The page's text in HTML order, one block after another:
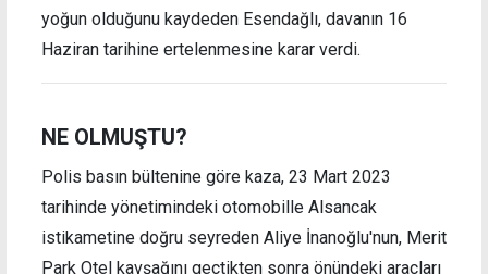
yoğun olduğunu kaydeden Esendağlı, davanın 16
Haziran tarihine ertelenmesine karar verdi.
NE OLMUŞTU?
Polis basın bültenine göre kaza, 23 Mart 2023
tarihinde yönetimindeki otomobille Alsancak
istikametine doğru seyreden Aliye İnanoğlu'nun, Merit
Park Otel kavşağını geçtikten sonra önündeki araçları